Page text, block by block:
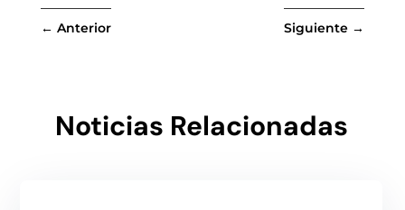
← Anterior Siguiente →
Noticias Relacionadas